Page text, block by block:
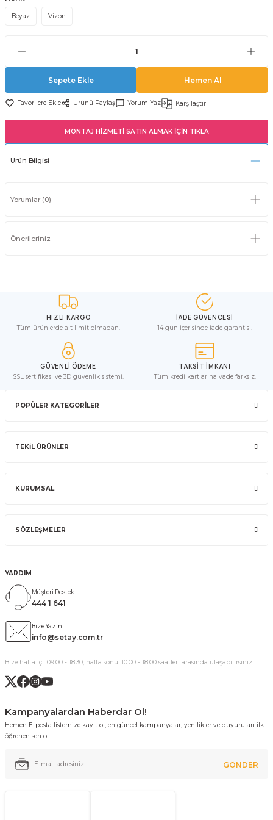
Beyaz Vizon
Sepete Ekle Hemen Al
Ürünü Paylaş Yorum Yaz Karşılaştır
MONTAJ HİZMETİ SATIN ALMAK İÇİN TIKLA
Ürün Bilgisi
Yorumlar (0)
Önerileriniz
HIZLI KARGO
Tüm ürünlerde alt limit olmadan.
İADE GÜVENCESİ
14 gün içerisinde iade garantisi.
GÜVENLİ ÖDEME
SSL sertifikası ve 3D güvenlik sistemi.
TAKSİT İMKANI
Tüm kredi kartlarına vade farksız.
POPÜLER KATEGORİLER
TEKİL ÜRÜNLER
KURUMSAL
SÖZLEŞMELER
YARDIM
Müşteri Destek
444 1 641
Bize Yazın
info@setay.com.tr
Bize hafta içi: 09:00 - 18:30, hafta sonu: 10:00 - 18:00 saatleri arasında ulaşabilirsiniz.
Kampanyalardan Haberdar Ol!
Hemen E-posta listemize kayıt ol, en güncel kampanyalar, yenilikler ve duyuruları ilk
öğrenen sen ol.
GÖNDER